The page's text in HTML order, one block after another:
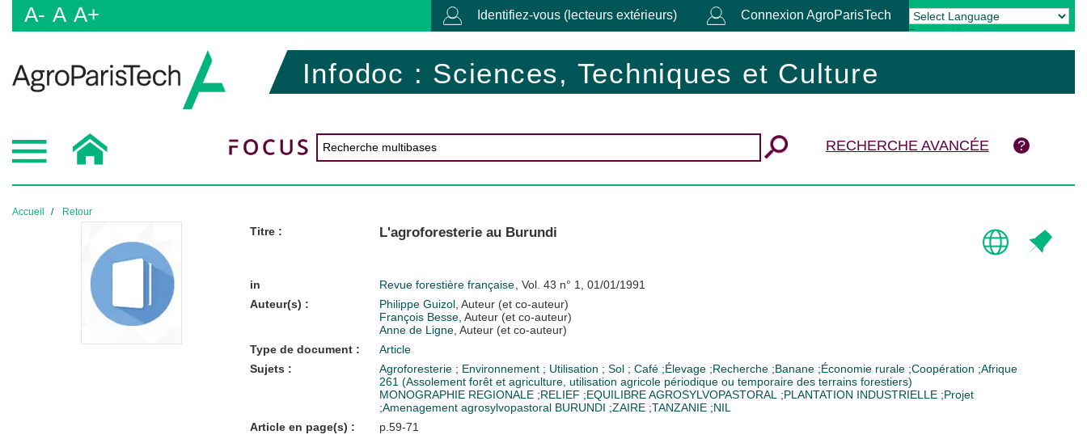
A- A A+ Identifiez-vous (lecteurs extérieurs) Connexion AgroParisTech
Powered by Translate
Infodoc : Sciences, Techniques et Culture
RECHERCHE AVANCÉE
Accueil Retour
Titre : L'agroforesterie au Burundi
in Revue forestière française , Vol. 43 n° 1, 01/01/1991
Auteur(s) :
Philippe Guizol, Auteur (et co-auteur)
François Besse, Auteur (et co-auteur)
Anne de Ligne, Auteur (et co-auteur)
Type de document :
Article
Sujets :
Agroforesterie ; Environnement ; Utilisation ; Sol ; Café ;Élevage ;Recherche ;Banane ;Économie rurale ;Coopération ;Afrique
261 (Assolement forêt et agriculture, utilisation agricole périodique ou temporaire des terrains forestiers)
MONOGRAPHIE REGIONALE ;RELIEF ;EQUILIBRE AGROSYLVOPASTORAL ;PLANTATION INDUSTRIELLE ;Projet
;Amenagement agrosylvopastoral BURUNDI ;ZAIRE ;TANZANIE ;NIL
Article en page(s) :
p.59-71